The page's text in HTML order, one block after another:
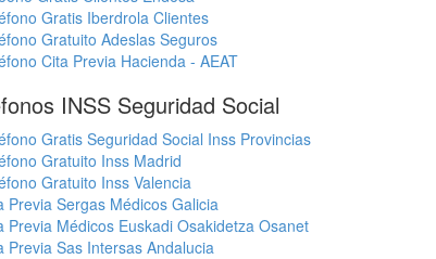
Gratis Iberdrola Clientes
Gratuito Adeslas Seguros
Cita Previa Hacienda - AEAT
INSS Seguridad Social
Gratis Seguridad Social Inss Provincias
Gratuito Inss Madrid
Gratuito Inss Valencia
Previa Sergas Médicos Galicia
Previa Médicos Euskadi Osakidetza Osanet
Previa Sas Intersas Andalucia